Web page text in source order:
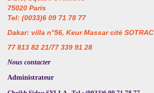
75020 Paris
Tel: (0033)6 09 71 78 77
Dakar: villa n°56, Keur Massar cité SOTRAC
77 813 82 21/77 339 91 28
Nous contacter
Administrateur